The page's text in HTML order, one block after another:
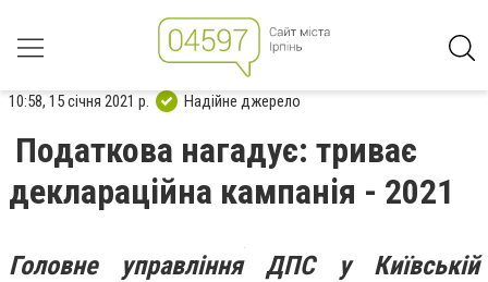
10:58, 15 січня 2021 р. Надійне джерело
Податкова нагадує: триває
деклараційна кампанія - 2021
Головне управління ДПС у Київській